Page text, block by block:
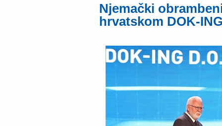
Njemački
hrvatskom DOK-